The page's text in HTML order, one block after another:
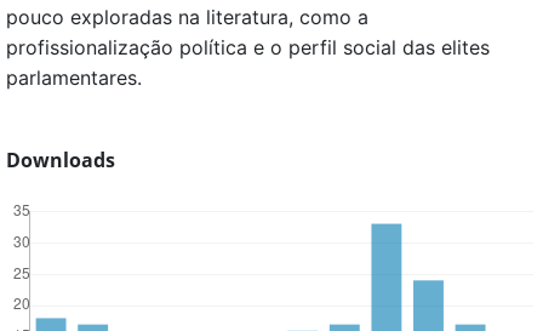
pouco exploradas na literatura, como a
profissionalização política e o perfil social das elites
parlamentares.
Downloads